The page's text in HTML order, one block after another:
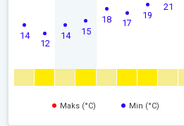
14
12
14 15
18 17
19
21
Maks (°C) Min (°C)